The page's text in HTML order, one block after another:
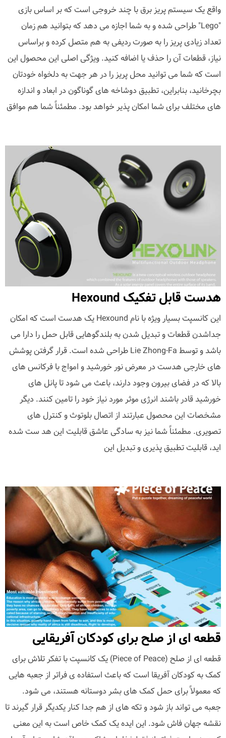
واقع یک سیستم پریز برق با چند خروجی است که بر اساس بازی
"Lego" طراحی شده و به شما اجازه می دهد که بتوانید هم زمان
تعداد زیادی پریز را به صورت ردیفی به هم متصل کرده و براساس
نیاز، قطعات آن را حذف یا اضافه کنید. ویژگی اصلی این محصول این
است که شما می توانید محل پریز را در هر جهت به دلخواه خودتان
بچرخانید، بنابراین، تطبیق دوشاخه های گوناگون در ابعاد و اندازه
های مختلف برای شما امکان پذیر خواهد بود. مطمئناً شما هم موافق
هدست قابل تفکیک Hexound
این کانسپت بسیار ویژه با نام Hexound یک هدست است که امکان
جداشدن قطعات و تبدیل شدن به بلندگوهایی قابل حمل را دارا می
باشد و توسط Lie Zhong-Fa طراحی شده است. قرار گرفتن پوشش
های خارجی هدست در معرض نور خورشید و امواج با فرکانس های
بالا که در فضای بیرون وجود دارند، باعث می شود تا پانل های
خورشید قادر باشند انرژی موثر مورد نیاز خود را تامین کنند. دیگر
مشخصات این محصول عبارتند از اتصال بلوتوث و کنترل های
تصویری. مطمئناً شما نیز به سادگی عاشق قابلیت این هد ست شده
اید، قابلیت تطبیق پذیری و تبدیل این
قطعه ای از صلح برای کودکان آفریقایی
قطعه ای از صلح (Piece of Peace) یک کانسپت با تفکر تلاش برای
کمک به کودکان آفریقا است که باعث استفاده ی فراتر از جعبه هایی
که معمولاً برای حمل کمک های بشر دوستانه هستند، می شود.
جعبه می تواند باز شود و تکه های از هم جدا کنار یکدیگر قرار گیرند تا
نقشه جهان فاش شود. این ایده یک کمک خاص است به این معنی